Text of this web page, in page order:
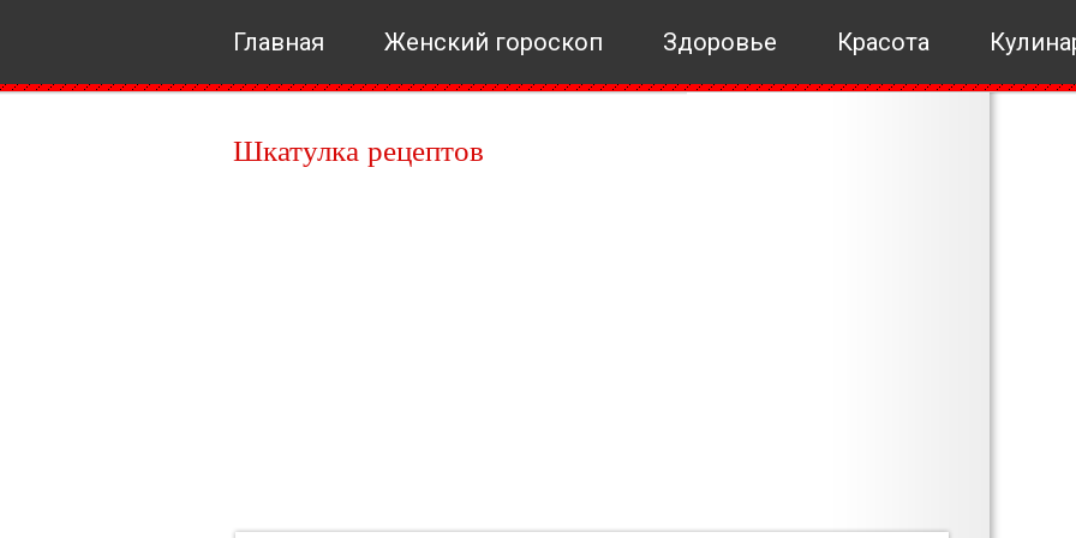
Главная Женский гороскоп Здоровье Красота
Шкатулка рецептов